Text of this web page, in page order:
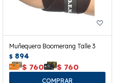
Muñequera Boomerang Talle 3
$ 894
$ 760 $ 760